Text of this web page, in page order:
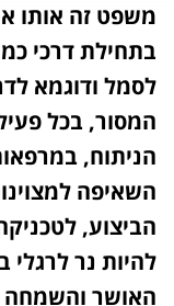
משפט זה אותו
בתחילת דרכי
לסמל ודוגמא
המסור, בכל
הניתוח,
השאיפה
הביצוע,
להיות נר
האושר והשמחה